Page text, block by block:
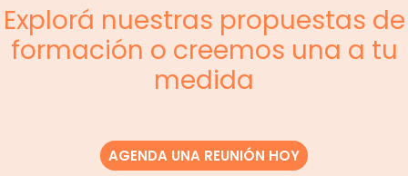
Explorá nuestras propuestas de
formación o creemos una a tu
medida
AGENDA UNA REUNIÓN HOY